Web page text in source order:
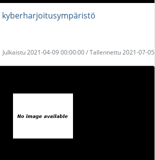
Julkaistu 2021-04-09 00:00:00 / Tallennettu 2021-07-05